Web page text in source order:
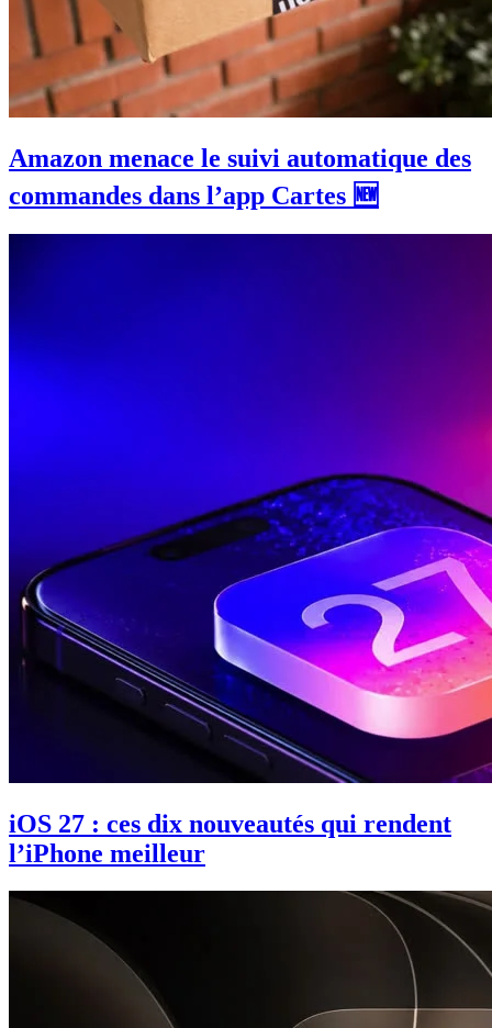
Amazon menace le suivi automatique des
commandes dans l’app Cartes 🆕
iOS 27 : ces dix nouveautés qui rendent
l’iPhone meilleur